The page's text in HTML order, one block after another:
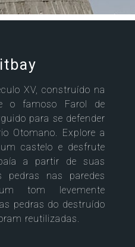
XV, construído na
o famoso Farol de
para se defender
Otomano. Explore a
castelo e desfrute
a partir de suas
pedras nas paredes
tom levemente
pedras do destruído
reutilizadas.